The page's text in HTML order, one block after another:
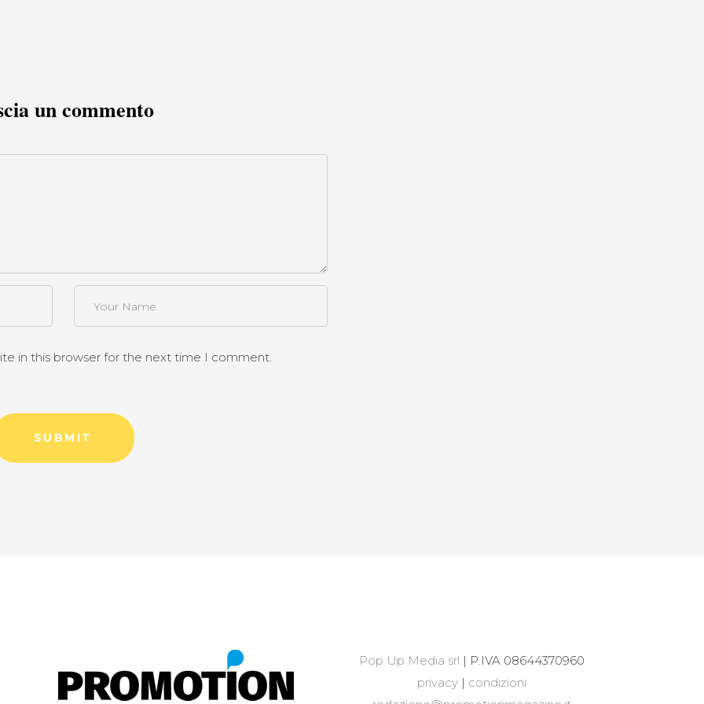
un commento
in this browser for the next time I comment.
Pop Up Media srl | P.IVA 08644370960
privacy | condizioni